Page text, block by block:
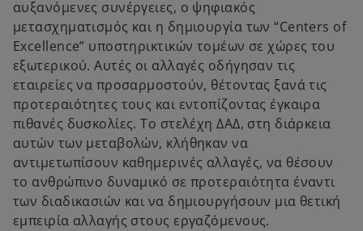
αυξανόμενες συνέργειες, ο ψηφιακός
μετασχηματισμός και η δημιουργία των “Centers of
Excellence” υποστηρικτικών τομέων σε χώρες του
εξωτερικού. Αυτές οι αλλαγές οδήγησαν τις
εταιρείες να προσαρμοστούν, θέτοντας ξανά τις
προτεραιότητες τους και εντοπίζοντας έγκαιρα
πιθανές δυσκολίες. Το στελέχη ΔΑΔ, στη διάρκεια
αυτών των μεταβολών, κλήθηκαν να
αντιμετωπίσουν καθημερινές αλλαγές, να θέσουν
το ανθρώπινο δυναμικό σε προτεραιότητα έναντι
των διαδικασιών και να δημιουργήσουν μια θετική
εμπειρία αλλαγής στους εργαζόμενους.